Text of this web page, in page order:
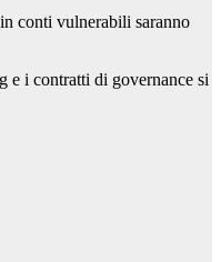
conti vulnerabili saranno
e i contratti di governance si